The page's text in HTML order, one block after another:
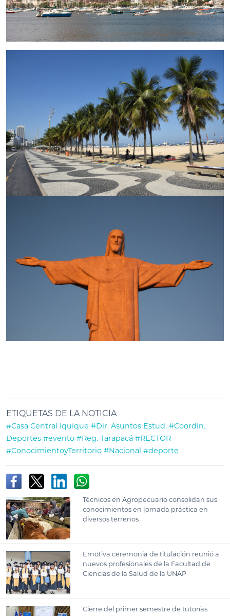
ETIQUETAS DE LA NOTICIA
#Casa Central Iquique #Dir. Asuntos Estud. #Coordin.
Deportes #evento #Reg. Tarapacá #RECTOR
#ConocimientoyTerritorio #Nacional #deporte
Técnicos en Agropecuario consolidan sus
conocimientos en jornada práctica en
diversos terrenos
Emotiva ceremonia de titulación reunió a
nuevos profesionales de la Facultad de
Ciencias de la Salud de la UNAP
Cierre del primer semestre de tutorías